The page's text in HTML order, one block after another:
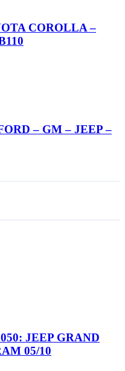
COROLLA –
– GM – JEEP –
JEEP GRAND
05/10